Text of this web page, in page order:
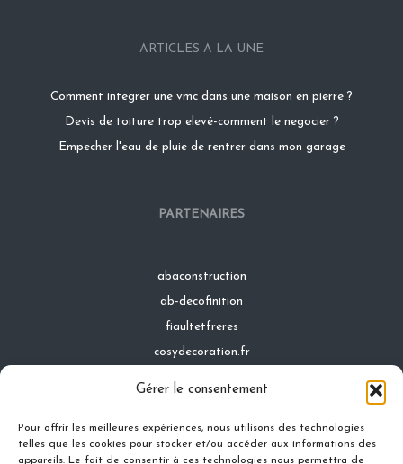
Gérer le consentement
Pour offrir les meilleures expériences, nous utilisons des technologies
telles que les cookies pour stocker et/ou accéder aux informations des
appareils. Le fait de consentir à ces technologies nous permettra de
ARTICLES A LA UNE
Comment integrer une vmc dans une maison en pierre ?
Devis de toiture trop elevé-comment le negocier ?
Empecher l'eau de pluie de rentrer dans mon garage
PARTENAIRES
abaconstruction
ab-decofinition
fiaultetfreres
cosydecoration.fr